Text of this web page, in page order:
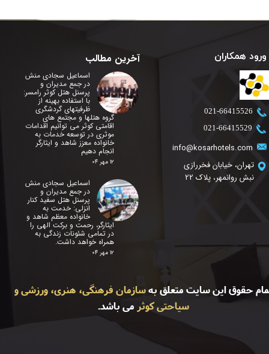
info@kosarhotels.com
تهران، خیابان فخررازی
نبش روانمهر، پلاک 22
​021-66415526
​021-66415529
آخرین مطالب
حقوق این سایت متعلق بهسازمان فرهنگی، هنری، ورزشی و
سیاحتی کوثر می باشد.
اسماعیل سجادی منش
در جمع مدیران و
پرسنل هتل کوثر رامسر:
با استفاده بهینه از
ظرفیتهای گردشگری
گروه هتلها و مجتمع های
اقامتی کوثر می توانیم اقدامات
موثری در توسعه خدمات به
خانواده معزز شاهد و ایثارگر
انجام دهیم
۱۲ مهر ۰۴
اسماعیل سجادی منش
در جمع مدیران و
پرسنل هتل سفید کنار
انزلی: خدمت به
خانواده معظم شاهد و
ایثارگر، رحمت و برکت الهی را
در تمامی شئونات زندگی به
همراه خواهد داشت.
۱۲ مهر ۰۴
ورود همکاران